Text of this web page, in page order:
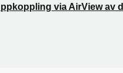
via AirView av